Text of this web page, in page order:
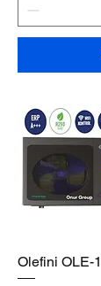
Olefini OLE-